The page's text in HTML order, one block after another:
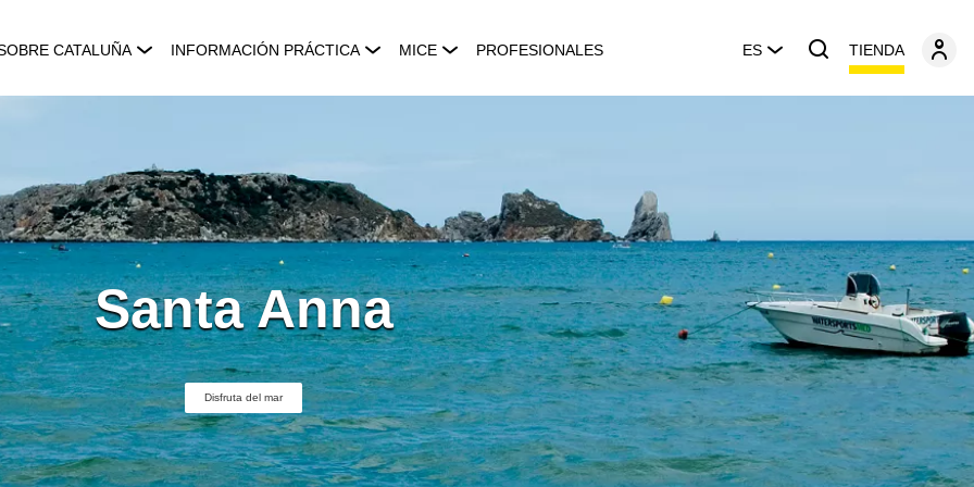
CATALUÑA INFORMACIÓN PRÁCTICA MICE PROFESIONALES ES TIENDA
Santa Anna
Disfruta del mar